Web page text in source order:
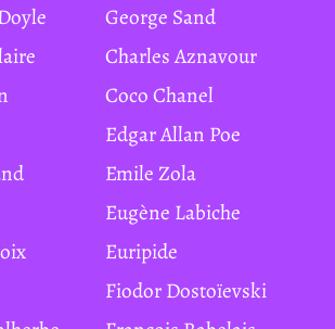
George Sand
Charles Aznavour
Coco Chanel
Edgar Allan Poe
Emile Zola
Eugène Labiche
Euripide
Fiodor Dostoïevski